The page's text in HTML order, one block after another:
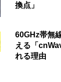
換点」
60GHz帯無
える「
れる理由